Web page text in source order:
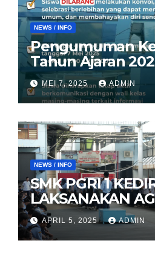
NEWS / INFO
Pengumuman
Tahun Ajaran
MEI 7, 2025 ADMIN
NEWS / INFO
SMK PGRI 1
LAKSANAKAN
HALAL BIHALAL
APRIL 5, 2025 ADMIN